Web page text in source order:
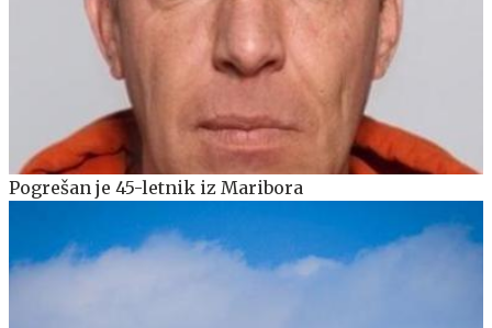
Pogrešan je 45-letnik iz Maribora